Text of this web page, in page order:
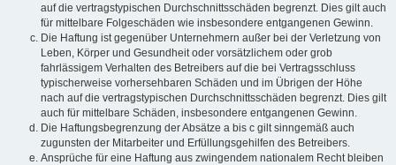
auf die vertragstypischen Durchschnittsschäden begrenzt. Dies gilt auch
für mittelbare Folgeschäden wie insbesondere entgangenen Gewinn.
Die Haftung ist gegenüber Unternehmern außer bei der Verletzung von
Leben, Körper und Gesundheit oder vorsätzlichem oder grob
fahrlässigem Verhalten des Betreibers auf die bei Vertragsschluss
typischerweise vorhersehbaren Schäden und im Übrigen der Höhe
nach auf die vertragstypischen Durchschnittsschäden begrenzt. Dies gilt
auch für mittelbare Schäden, insbesondere entgangenen Gewinn.
Die Haftungsbegrenzung der Absätze a bis c gilt sinngemäß auch
zugunsten der Mitarbeiter und Erfüllungsgehilfen des Betreibers.
Ansprüche für eine Haftung aus zwingendem nationalem Recht bleiben